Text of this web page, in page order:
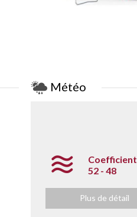
Météo
Coefficient
52 - 48
Plus de détail